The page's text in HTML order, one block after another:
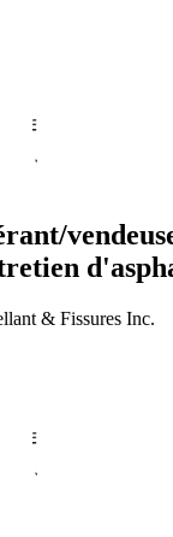
& Fissures Inc.